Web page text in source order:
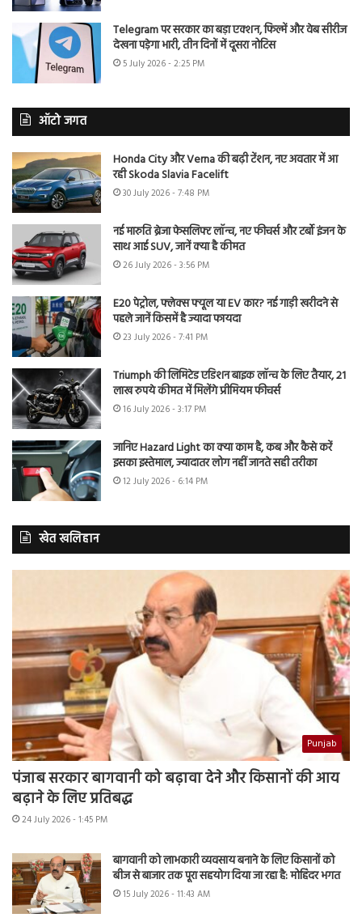
Telegram पर सरकार का बड़ा एक्शन, फिल्में और वेब सीरीज
देखना पड़ेगा भारी, तीन दिनों में दूसरा नोटिस
5 July 2026 - 2:25 PM
ऑटो जगत
Honda City और Verna की बढ़ी टेंशन, नए अवतार में आ
रही Skoda Slavia Facelift
30 July 2026 - 7:48 PM
नई मारुति ब्रेजा फेसलिफ्ट लॉन्च, नए फीचर्स और टर्बो इंजन के
साथ आई SUV, जानें क्या है कीमत
26 July 2026 - 3:56 PM
E20 पेट्रोल, फ्लेक्स फ्यूल या EV कार? नई गाड़ी खरीदने से
पहले जानें किसमें है ज्यादा फायदा
23 July 2026 - 7:41 PM
Triumph की लिमिटेड एडिशन बाइक लॉन्च के लिए तैयार, 21
लाख रुपये कीमत में मिलेंगे प्रीमियम फीचर्स
16 July 2026 - 3:17 PM
जानिए Hazard Light का क्या काम है, कब और कैसे करें
इसका इस्तेमाल, ज्यादातर लोग नहीं जानते सही तरीका
12 July 2026 - 6:14 PM
खेत खलिहान
Punjab
पंजाब सरकार बागवानी को बढ़ावा देने और किसानों की आय
बढ़ाने के लिए प्रतिबद्ध
24 July 2026 - 1:45 PM
बागवानी को लाभकारी व्यवसाय बनाने के लिए किसानों को
बीज से बाजार तक पूरा सहयोग दिया जा रहा है: मोहिंदर भगत
15 July 2026 - 11:43 AM